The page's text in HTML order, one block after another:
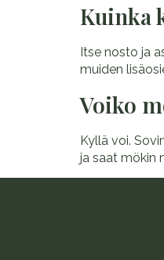
Kuinka
Itse nosto ja
muiden
Voiko
Kyllä voi.
ja saat mökin